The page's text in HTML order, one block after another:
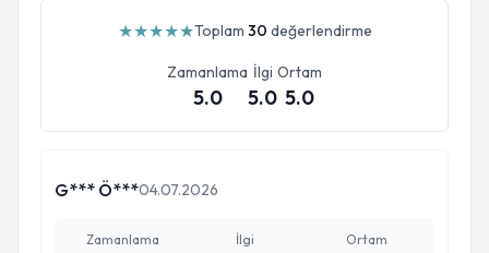
Eğitimler:
★★★★★Toplam 30 değerlendirme
Zamanlama
5.0
İlgi
5.0
Ortam
5.0
G*** Ö***04.07.2026
Zamanlama İlgi Ortam